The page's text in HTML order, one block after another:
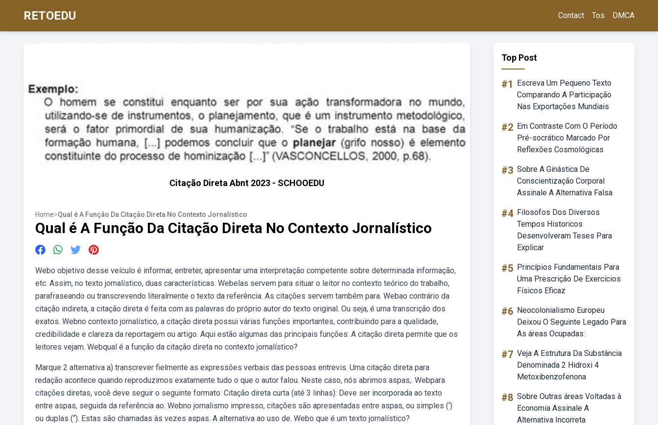
RETOEDU Contact Tos DMCA
Citação Direta Abnt 2023 - SCHOOEDU
Home>Qual é A Função Da Citação Direta No Contexto Jornalístico
Qual é A Função Da Citação Direta No Contexto Jornalístico
Webo objetivo desse veículo é informar, entreter, apresentar uma interpretação competente sobre determinada informação,
etc. Assim, no texto jornalístico, duas características. Webelas servem para situar o leitor no contexto teórico do trabalho,
parafraseando ou transcrevendo literalmente o texto da referência. As citações servem também para. Webao contrário da
citação indireta, a citação direta é feita com as palavras do próprio autor do texto original. Ou seja, é uma transcrição dos
exatos. Webno contexto jornalístico, a citação direta possui várias funções importantes, contribuindo para a qualidade,
credibilidade e clareza da reportagem ou artigo. Aqui estão algumas das principais funções: A citação direta permite que os
leitores vejam. Webqual é a função da citação direta no contexto jornalístico?
Marque 2 alternativa a) transcrever fielmente as expressões verbais das pessoas entrevis. Uma citação direta para
redação acontece quando reproduzimos exatamente tudo o que o autor falou. Neste caso, nós abrimos aspas,. Webpara
citações diretas, você deve seguir o seguinte formato: Citação direta curta (até 3 linhas): Deve ser incorporada ao texto
entre aspas, seguida da referência ao. Webno jornalismo impresso, citações são apresentadas entre aspas, ou simples (‘)
ou duplas (“). Estas são chamadas às vezes aspas. A alternativa ao uso de. Webo que é um texto jornalístico?
Top Post
#1
Escreva Um Pequeno Texto
Comparando A Participação
Nas Exportações Mundiais
#2 Em Contraste Com O Período
Pré-socrático Marcado Por
Reflexões Cosmológicas
#3 Sobre A Ginástica De
Conscientização Corporal
Assinale A Alternativa Falsa
#4 Filosofos Dos Diversos
Tempos Historicos
Desenvolveram Teses Para
Explicar
#5 Princípios Fundamentais Para
Uma Prescrição De Exercícios
Físicos Eficaz
#6 Neocolonialismo Europeu
Deixou O Seguinte Legado Para
As áreas Ocupadas:
#7 Veja A Estrutura Da Substância
Denominada 2 Hidroxi 4
Metoxibenzofenona
#8 Sobre Outras áreas Voltadas à
Economia Assinale A
Alternativa Incorreta